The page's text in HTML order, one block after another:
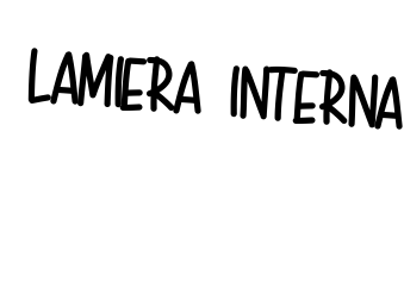
lamiera interna